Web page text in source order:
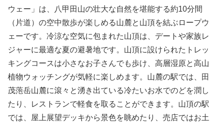
ウェー」は、八甲田山の壮大な自然を堪能する約10分間
（片道）の空中散歩が楽しめる山麓と山頂を結ぶロープウ
ェーです。冷涼な空気に包まれた山頂は、デートや家族レ
ジャーに最適な夏の避暑地です。山頂に設けられたトレッ
キングコースは小さなお子さんでも歩け、高層湿原と高山
植物ウォッチングが気軽に楽しめます。山麓の駅では、田
茂萢岳山麓に滾々と湧き出ている冷たいお水でのどを潤し
たり、レストランで軽食を取ることができます。山頂の駅
では、屋上展望デッキから景色を眺めたり、売店ではお土